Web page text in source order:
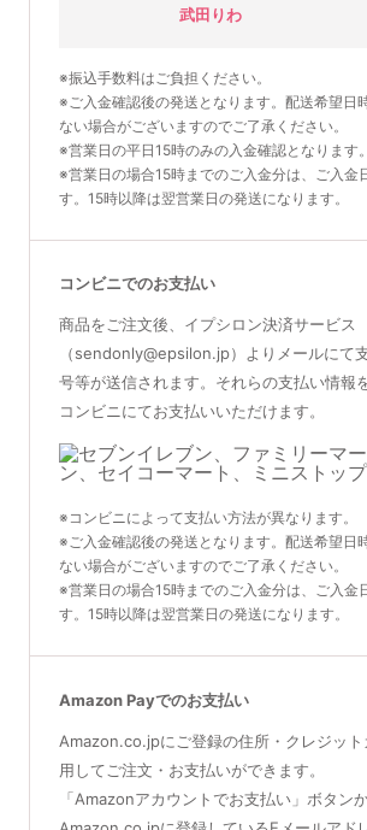
武田りわ
※振込手数料はご負担ください。
※ご入金確認後の発送となります。配送希望日
ない場合がございますのでご了承ください。
※営業日の平日15時のみの入金確認となります。
※営業日の場合15時までのご入金分は、ご入金
す。15時以降は翌営業日の発送になります。
コンビニでのお支払い
商品をご注文後、イプシロン決済サービス
（sendonly@epsilon.jp）よりメールにて
号等が送信されます。それらの支払い情報
コンビニにてお支払いいただけます。
※コンビニによって支払い方法が異なります。
※ご入金確認後の発送となります。配送希望日
ない場合がございますのでご了承ください。
※営業日の場合15時までのご入金分は、ご入金
す。15時以降は翌営業日の発送になります。
Amazon Payでのお支払い
Amazon.co.jpにご登録の住所・クレジット
用してご注文・お支払いができます。
「Amazonアカウントでお支払い」ボタンか